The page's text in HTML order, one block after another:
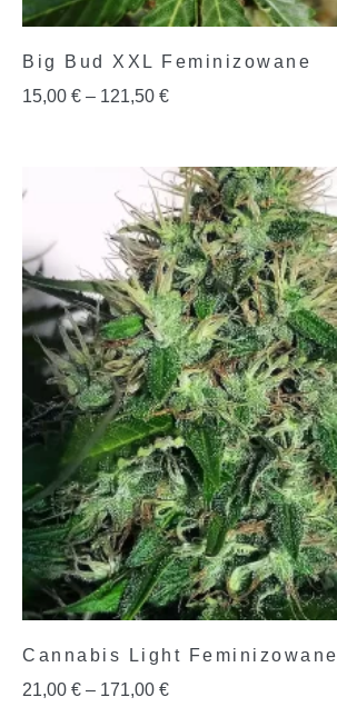
Big Bud XXL Feminizowane
15,00 € – 121,50 €
Cannabis Light Feminizowane
21,00 € – 171,00 €